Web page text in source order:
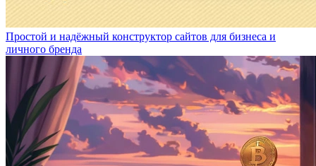
Простой и надёжный конструктор сайтов для бизнеса и
личного бренда